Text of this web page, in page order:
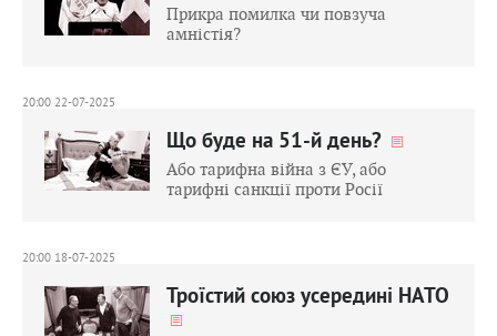
Прикра помилка чи повзуча
амністія?
20:00 22-07-2025
Що буде на 51-й день?
Або тарифна війна з ЄУ, або
тарифні санкції проти Росії
20:00 18-07-2025
Троїстий союз усередині НАТО